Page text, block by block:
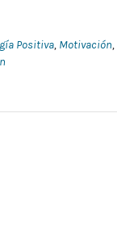
Positiva, Motivación,